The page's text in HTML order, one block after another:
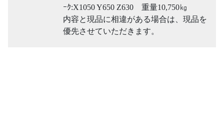
ｰｸ:X1050 Y650 Z630 重量10,750㎏
内容と現品に相違がある場合は、現品を
優先させていただきます。